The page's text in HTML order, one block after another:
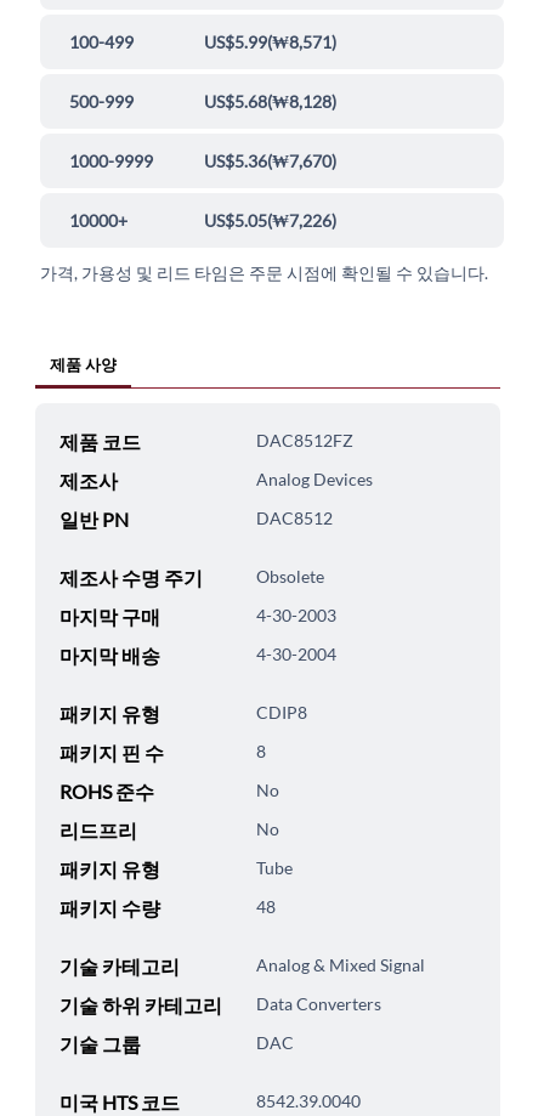
100-499 US$5.99(₩8,571)
500-999 US$5.68(₩8,128)
1000-9999 US$5.36(₩7,670)
10000+ US$5.05(₩7,226)
가격, 가용성 및 리드 타임은 주문 시점에 확인될 수 있습니다.
제품 사양
제품 코드 DAC8512FZ
제조사 Analog Devices
일반 PN DAC8512
제조사 수명 주기 Obsolete
마지막 구매 4-30-2003
마지막 배송 4-30-2004
패키지 유형 CDIP8
패키지 핀 수 8
ROHS 준수 No
리드프리 No
패키지 유형 Tube
패키지 수량 48
기술 카테고리 Analog & Mixed Signal
기술 하위 카테고리 Data Converters
기술 그룹 DAC
미국 HTS 코드 8542.39.0040